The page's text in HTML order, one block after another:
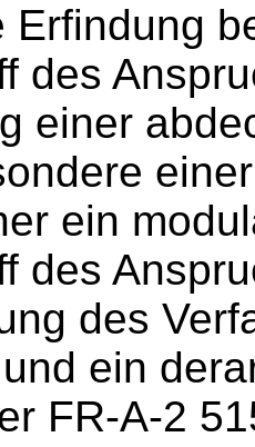
Erfindung
des
einer
ein
des
des
ein
FR-A-2